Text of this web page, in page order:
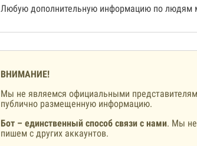
Любую дополнительную информацию по людям
ВНИМАНИЕ!
Мы не являемся официальными
публично размещенную информацию.
Бот – единственный способ связи с нами. Мы не
пишем с других аккаунтов.